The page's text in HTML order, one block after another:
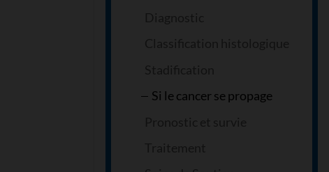
Si le cancer se propage